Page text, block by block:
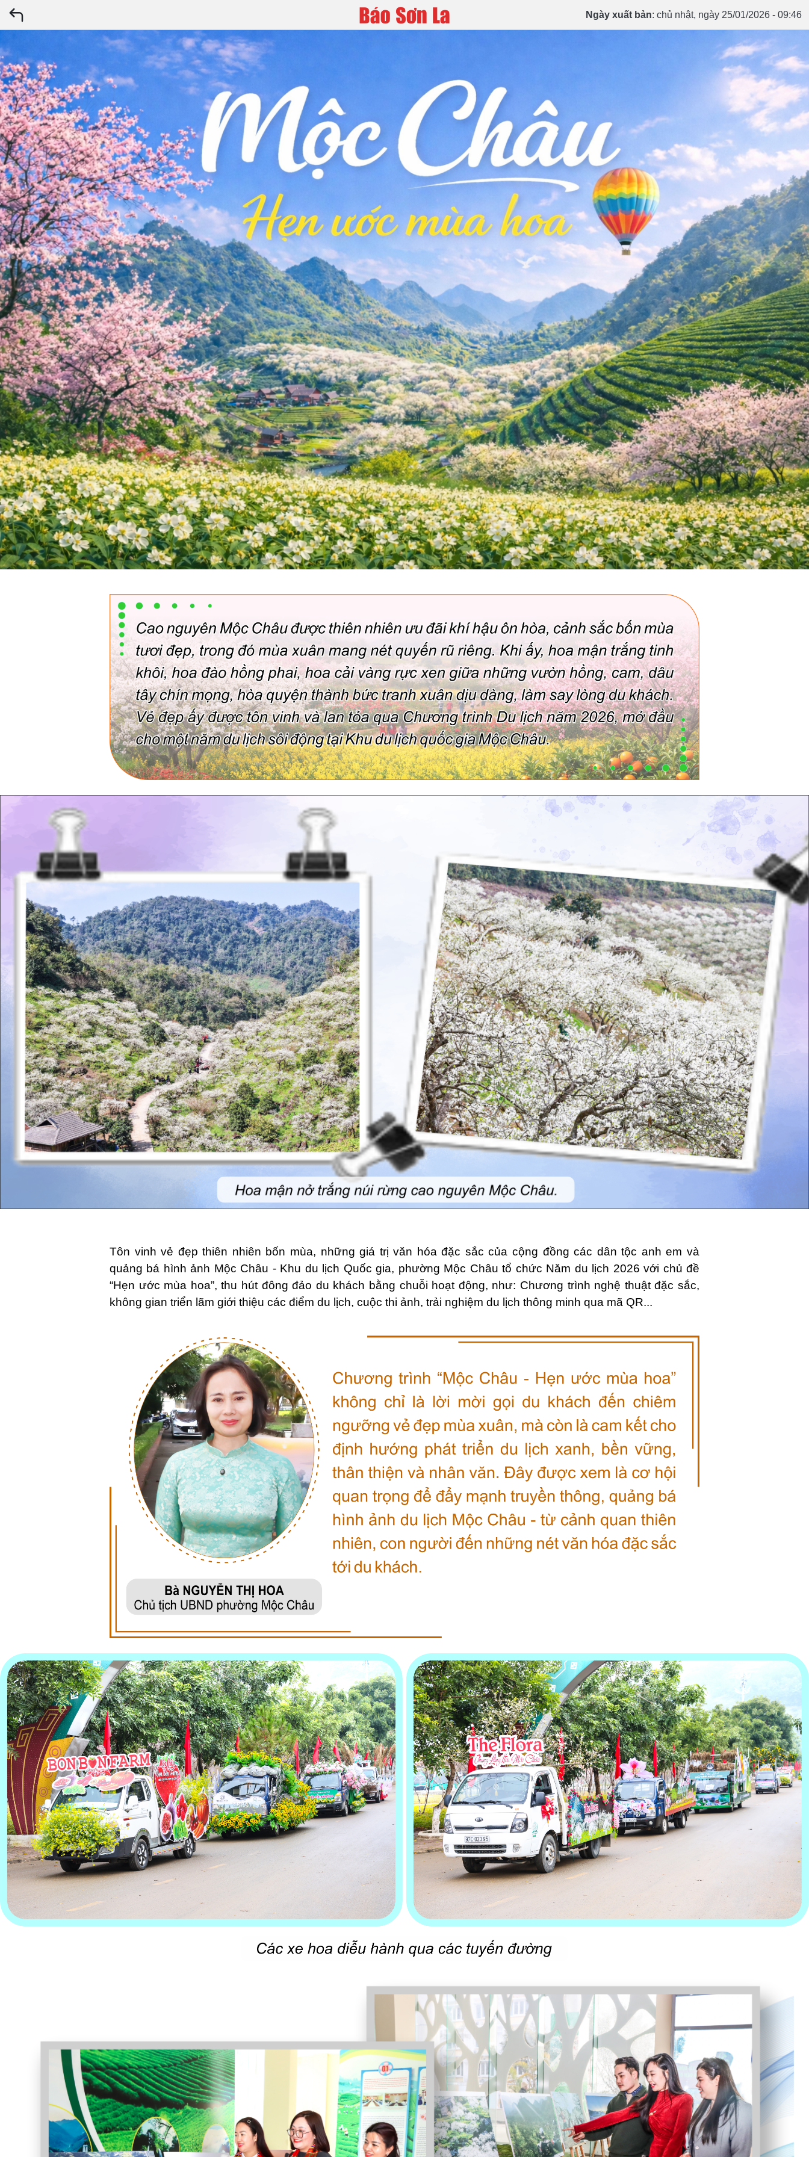
Ngày xuất bản: chủ nhật, ngày 25/01/2026 - 09:46
Tôn vinh vẻ đẹp thiên nhiên bốn mùa, những giá trị văn hóa đặc sắc của cộng đồng các dân tộc anh em và
quảng bá hình ảnh Mộc Châu - Khu du lịch Quốc gia, phường Mộc Châu tổ chức Năm du lịch 2026 với chủ đề
“Hẹn ước mùa hoa”, thu hút đông đảo du khách bằng chuỗi hoạt động, như: Chương trình nghệ thuật đặc sắc,
không gian triển lãm giới thiệu các điểm du lịch, cuộc thi ảnh, trải nghiệm du lịch thông minh qua mã QR...